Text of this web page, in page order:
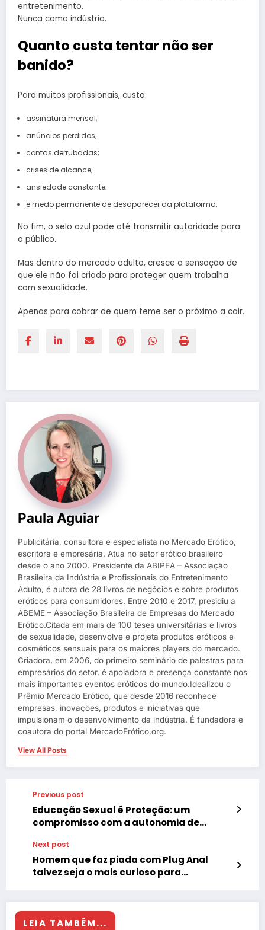
entretenimento.
Nunca como indústria.
Quanto custa tentar não ser
banido?
Para muitos profissionais, custa:
assinatura mensal;
anúncios perdidos;
contas derrubadas;
crises de alcance;
ansiedade constante;
e medo permanente de desaparecer da plataforma.
No fim, o selo azul pode até transmitir autoridade para
o público.
Mas dentro do mercado adulto, cresce a sensação de
que ele não foi criado para proteger quem trabalha
com sexualidade.
Apenas para cobrar de quem teme ser o próximo a cair.
Paula Aguiar
Publicitária, consultora e especialista no Mercado Erótico,
escritora e empresária. Atua no setor erótico brasileiro
desde o ano 2000. Presidente da ABIPEA – Associação
Brasileira da Indústria e Profissionais do Entretenimento
Adulto, é autora de 28 livros de negócios e sobre produtos
eróticos para consumidores. Entre 2010 e 2017, presidiu a
ABEME – Associação Brasileira de Empresas do Mercado
Erótico.Citada em mais de 100 teses universitárias e livros
de sexualidade, desenvolve e projeta produtos eróticos e
cosméticos sensuais para os maiores players do mercado.
Criadora, em 2006, do primeiro seminário de palestras para
empresários do setor, é apoiadora e presença constante nos
mais importantes eventos eróticos do mundo.Idealizou o
Prêmio Mercado Erótico, que desde 2016 reconhece
empresas, inovações, produtos e iniciativas que
impulsionam o desenvolvimento da indústria. É fundadora e
coautora do portal MercadoErótico.org.
View All Posts
Previous post
Educação Sexual é Proteção: um
compromisso com a autonomia de
Next post
Homem que faz piada com Plug Anal
talvez seja o mais curioso para
LEIA TAMBÉM...